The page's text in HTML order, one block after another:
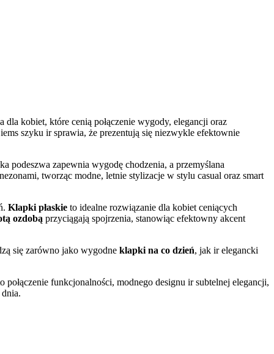
dla kobiet, które cenią połączenie wygody, elegancji oraz
szyku ir sprawia, że prezentują się niezwykle efektownie
podeszwa zapewnia wygodę chodzenia, a przemyślana
tworząc modne, letnie stylizacje w stylu casual oraz smart
Klapki płaskie to idealne rozwiązanie dla kobiet ceniących
ozdobą przyciągają spojrzenia, stanowiąc efektowny akcent
się zarówno jako wygodne klapki na co dzień, jak ir elegancki
funkcjonalności, modnego designu ir subtelnej elegancji,